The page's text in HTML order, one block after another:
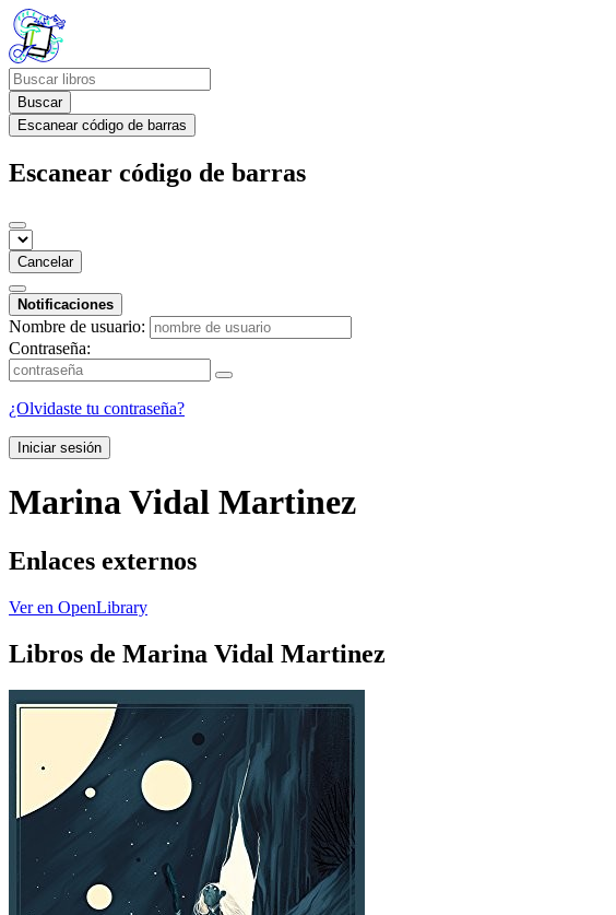
Buscar
Escanear código de barras
Escanear código de barras
Cancelar
Notificaciones
Nombre de usuario:
Contraseña:
¿Olvidaste tu contraseña?
Iniciar sesión
Marina Vidal Martinez
Enlaces externos
Ver en OpenLibrary
Libros de Marina Vidal Martinez